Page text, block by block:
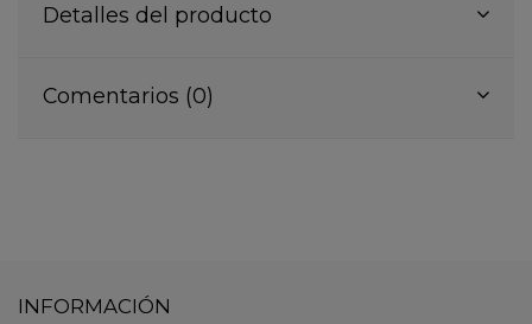
Detalles del producto
Comentarios (0)
INFORMACIÓN